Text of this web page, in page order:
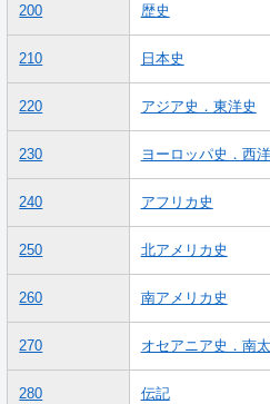
200 歴史
210 日本史
220 アジア史．東洋史
230 ヨーロッパ史．西
240 アフリカ史
250 北アメリカ史
260 南アメリカ史
270 オセアニア史．南
280 伝記